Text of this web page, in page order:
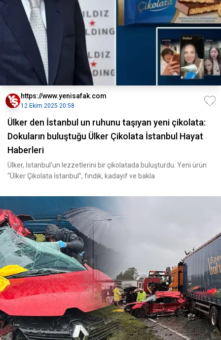
https://www.yenisafak.com
12 Ekim 2025 20:58
Ülker den İstanbul un ruhunu taşıyan yeni çikolata:
Dokuların buluştuğu Ülker Çikolata İstanbul Hayat
Haberleri
Ülker, İstanbul’un lezzetlerini bir çikolatada buluşturdu. Yeni ürün
“Ülker Çikolata İstanbul”, fındık, kadayıf ve bakla